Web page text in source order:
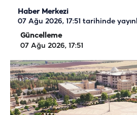
Haber Merkezi
07 Ağu 2026, 17:51 tarihinde
Güncelleme
07 Ağu 2026, 17:51